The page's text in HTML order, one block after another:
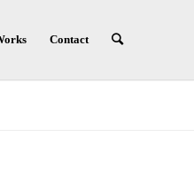
Contact